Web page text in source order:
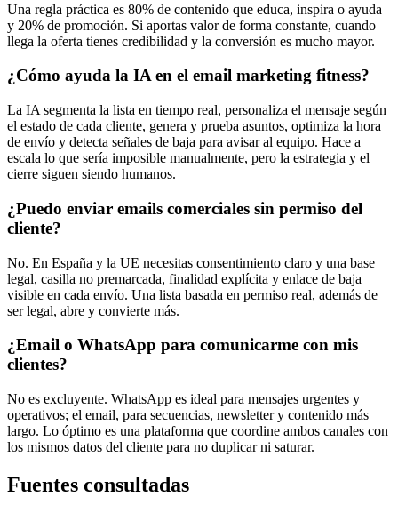
Una regla práctica es 80% de contenido que educa, inspira o ayuda
y 20% de promoción. Si aportas valor de forma constante, cuando
llega la oferta tienes credibilidad y la conversión es mucho mayor.
¿Cómo ayuda la IA en el email marketing fitness?
La IA segmenta la lista en tiempo real, personaliza el mensaje según
el estado de cada cliente, genera y prueba asuntos, optimiza la hora
de envío y detecta señales de baja para avisar al equipo. Hace a
escala lo que sería imposible manualmente, pero la estrategia y el
cierre siguen siendo humanos.
¿Puedo enviar emails comerciales sin permiso del
cliente?
No. En España y la UE necesitas consentimiento claro y una base
legal, casilla no premarcada, finalidad explícita y enlace de baja
visible en cada envío. Una lista basada en permiso real, además de
ser legal, abre y convierte más.
¿Email o WhatsApp para comunicarme con mis
clientes?
No es excluyente. WhatsApp es ideal para mensajes urgentes y
operativos; el email, para secuencias, newsletter y contenido más
largo. Lo óptimo es una plataforma que coordine ambos canales con
los mismos datos del cliente para no duplicar ni saturar.
Fuentes consultadas